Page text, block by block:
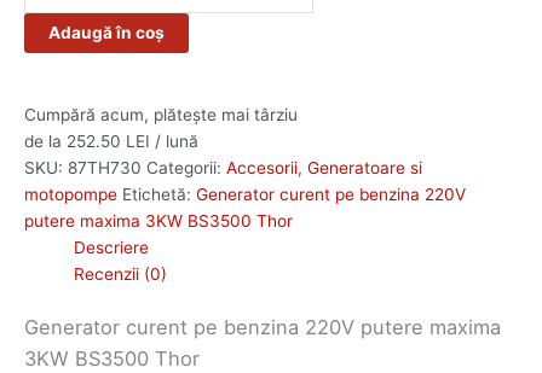
Adaugă în coș
Cumpără acum, plătește mai târziu
de la 252.50 LEI / lună
SKU: 87TH730 Categorii: Accesorii, Generatoare si
motopompe Etichetă: Generator curent pe benzina 220V
putere maxima 3KW BS3500 Thor
Descriere
Recenzii (0)
Generator curent pe benzina 220V putere maxima
3KW BS3500 Thor